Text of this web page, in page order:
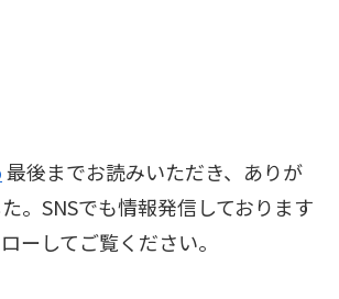
最後までお読みいただき、ありが
。SNSでも情報発信しております
ーしてご覧ください。